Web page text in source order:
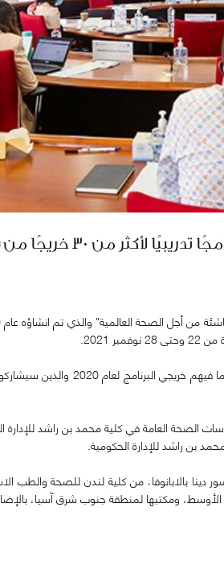
الناشئة من أجل الصحة العالمية
ويقدم البرنامج 60 مختصاً
الصحة العامة في كلية محمد بن راشد
بن راشد للإدارة الحكومية.
بالابانوفا، من كلية لندن للصحة والطب
ومكتبها لمنطقة جنوب شرق آسيا،